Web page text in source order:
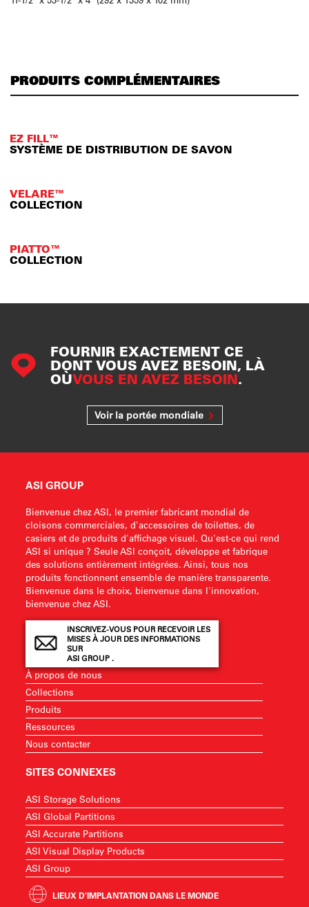
PRODUITS COMPLÉMENTAIRES
EZ FILL™
SYSTÈME DE DISTRIBUTION DE SAVON
VELARE™
COLLECTION
PIATTO™
COLLECTION
FOURNIR EXACTEMENT CE
DONT VOUS AVEZ BESOIN, LÀ
OÙVOUS EN AVEZ BESOIN.
Voir la portée mondiale
ASI GROUP
Bienvenue chez ASI, le premier fabricant mondial de
cloisons commerciales, d'accessoires de toilettes, de
casiers et de produits d'affichage visuel. Qu'est-ce qui rend
ASI si unique ? Seule ASI conçoit, développe et fabrique
des solutions entièrement intégrées. Ainsi, tous nos
produits fonctionnent ensemble de manière transparente.
Bienvenue dans le choix, bienvenue dans l'innovation,
bienvenue chez ASI.
INSCRIVEZ-VOUS POUR RECEVOIR LES
MISES À JOUR DES INFORMATIONS
SUR
ASI GROUP .
À propos de nous
Collections
Produits
Ressources
Nous contacter
SITES CONNEXES
ASI Storage Solutions
ASI Global Partitions
ASI Accurate Partitions
ASI Visual Display Products
ASI Group
LIEUX D'IMPLANTATION DANS LE MONDE